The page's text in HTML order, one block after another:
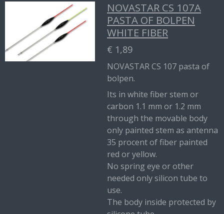
NOVASTAR CS 107A
PASTA OF BOLPEN
WHITE FIBER
€ 1,89
NOVASTAR CS 107 pasta of
bolpen.
Its in white fiber stem or
carbon 1.1 mm or 1.2 mm
through the movable body
only painted stem as antenna
35 procent of fiber painted
red or yellow.
No spring eye or other
needed only silicon tube to
use.
The body inside protected by